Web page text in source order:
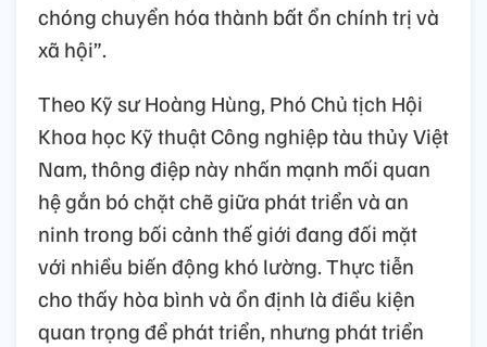
chóng chuyển hóa thành bất ổn chính trị và
xã hội”.
Theo Kỹ sư Hoàng Hùng, Phó Chủ tịch Hội
Khoa học Kỹ thuật Công nghiệp tàu thủy Việt
Nam, thông điệp này nhấn mạnh mối quan
hệ gắn bó chặt chẽ giữa phát triển và an
ninh trong bối cảnh thế giới đang đối mặt
với nhiều biến động khó lường. Thực tiễn
cho thấy hòa bình và ổn định là điều kiện
quan trọng để phát triển, nhưng phát triển